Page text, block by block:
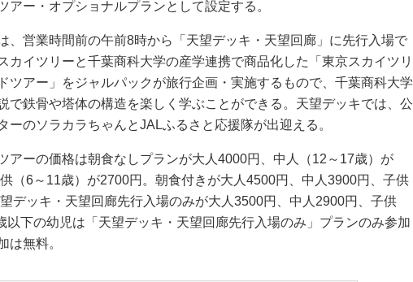
アー・オプショナルプランとして設定する。
、営業時間前の午前8時から「天望デッキ・天望回廊」に先行入場で
カイツリーと千葉商科大学の産学連携で商品化した「東京スカイツリ
ツアー」をジャルパックが旅行企画・実施するもので、千葉商科大学
で鉄骨や塔体の構造を楽しく学ぶことができる。天望デッキでは、公
ーのソラカラちゃんとJALふるさと応援隊が出迎える。
アーの価格は朝食なしプランが大人4000円、中人（12～17歳）が
（6～11歳）が2700円。朝食付きが大人4500円、中人3900円、子供
デッキ・天望回廊先行入場のみが大人3500円、中人2900円、子供
以下の幼児は「天望デッキ・天望回廊先行入場のみ」プランのみ参加
は無料。